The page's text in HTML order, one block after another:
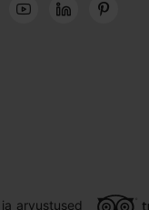
arvustused